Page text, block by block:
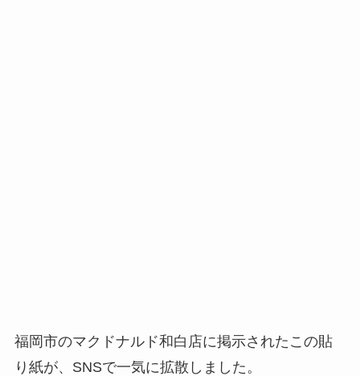
福岡市のマクドナルド和白店に掲示されたこの貼
り紙が、SNSで一気に拡散しました。